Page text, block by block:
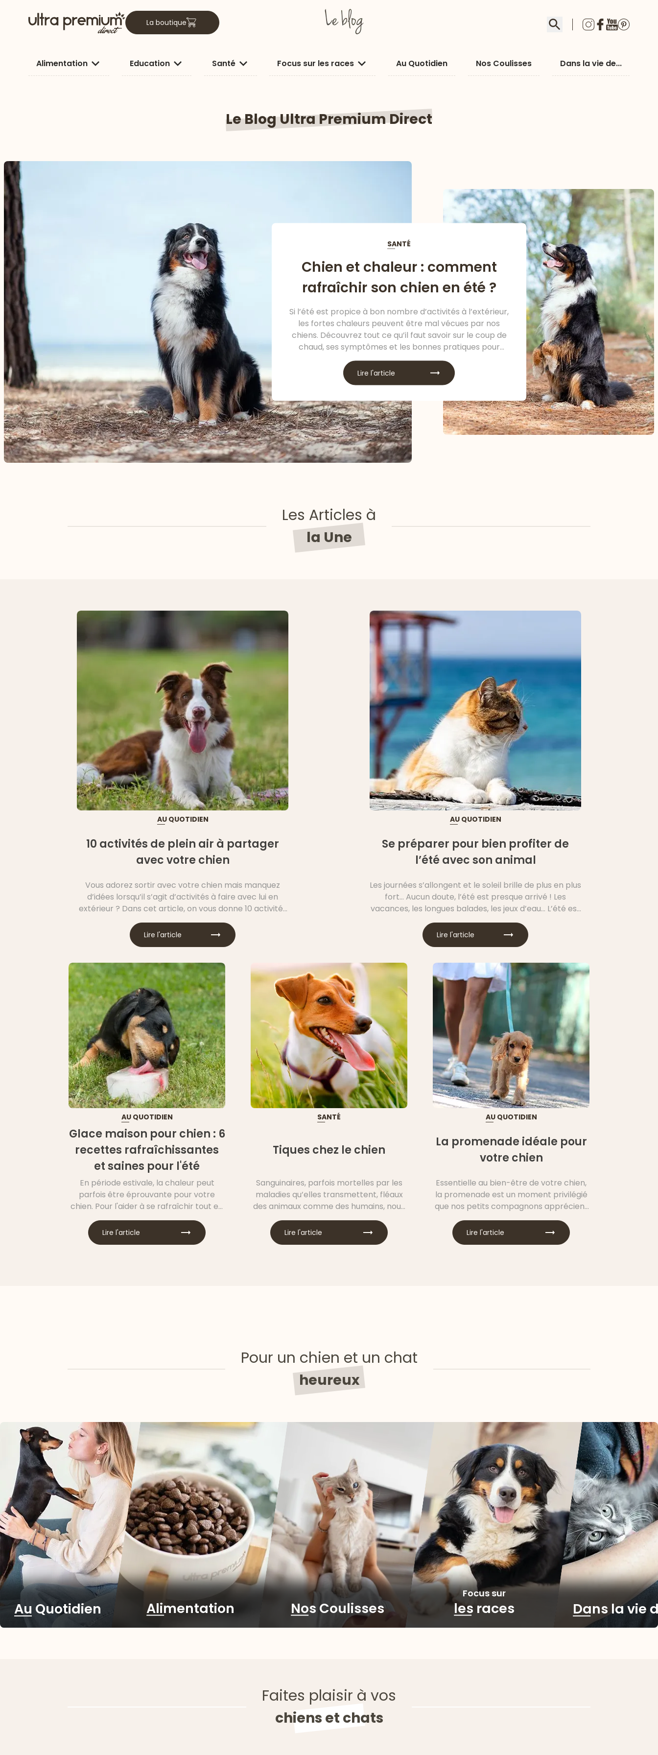
La boutique Rechercher
Alimentation Education Santé Focus sur les races Au Quotidien Nos Coulisses Dans la vie de...
Le BlogUltra Premium Direct
SANTÉ
Chien et chaleur : comment
rafraîchir son chien en été ?
Si l’été est propice à bon nombre d’activités à l’extérieur,
les fortes chaleurs peuvent être mal vécues par nos
chiens. Découvrez tout ce qu’il faut savoir sur le coup de
chaud, ses symptômes et les bonnes pratiques pour
l’éviter afin de profiter de la saison estivale en toute
complicité et en toute sérénité.
Lire l'article
Les Articles à
la Une
AU QUOTIDIEN
10 activités de plein air à partager
avec votre chien
Vous adorez sortir avec votre chien mais manquez
d’idées lorsqu’il s’agit d’activités à faire avec lui en
extérieur ? Dans cet article, on vous donne 10 activités
de plein air à partager avec votre petit compagnon,
pour des moments de complicité et de bonheur
Lire l'article
AU QUOTIDIEN
Se préparer pour bien profiter de
l’été avec son animal
Les journées s’allongent et le soleil brille de plus en plus
fort… Aucun doute, l’été est presque arrivé ! Les
vacances, les longues balades, les jeux d’eau… L’été est
la saison des nouvelles aventures et des découvertes.
Comment bien s’y préparer pour le vivre en toute
sécurité et s’assurer des heures de jeu dans la bonne
Lire l'article
AU QUOTIDIEN
Glace maison pour chien : 6
recettes rafraîchissantes
et saines pour l'été
En période estivale, la chaleur peut
parfois être éprouvante pour votre
chien. Pour l'aider à se rafraîchir tout en
lui faisant plaisir, vous pouvez réaliser
des glaces maison spécialement
conçues pour lui ! Découvrez comment
Lire l'article
SANTÉ
Tiques chez le chien
Sanguinaires, parfois mortelles par les
maladies qu’elles transmettent, fléaux
des animaux comme des humains, nous
parlons bien des tiques, ces parasites
dont on se passerait bien ! Comment
éviter les tiques chez le chien ?
Lire l'article
AU QUOTIDIEN
La promenade idéale pour
votre chien
Essentielle au bien-être de votre chien,
la promenade est un moment privilégié
que nos petits compagnons apprécient
tout particulièrement. Cependant,
promener, oui, mais pas n’importe
comment ! Il existe des bonnes
Lire l'article
Pour un chien et un chat
heureux
Au Quotidien Alimentation Nos Coulisses
Focus sur
les races Dans la vie
Faites plaisir à vos
chiens et chats